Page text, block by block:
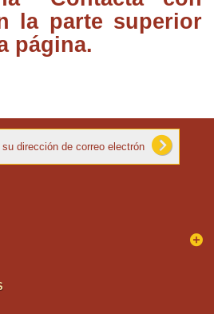
la parte superior
página.